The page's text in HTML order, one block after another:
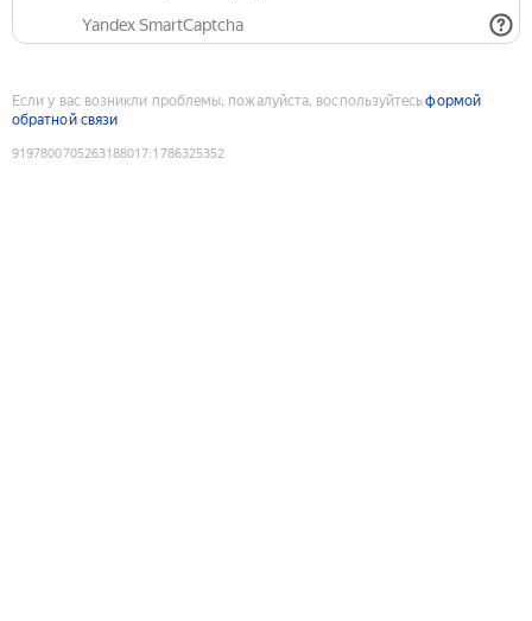
Yandex SmartCaptcha
Если у вас возникли проблемы, пожалуйста, воспользуйтесьформой
обратной связи
9197800705263188017:1786325352